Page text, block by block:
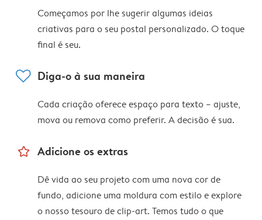
Começamos por lhe sugerir algumas ideias
criativas para o seu postal personalizado. O toque
final é seu.
heart Diga-o à sua maneira
Cada criação oferece espaço para texto – ajuste,
mova ou remova como preferir. A decisão é sua.
star_outline Adicione os extras
Dê vida ao seu projeto com uma nova cor de
fundo, adicione uma moldura com estilo e explore
o nosso tesouro de clip-art. Temos tudo o que